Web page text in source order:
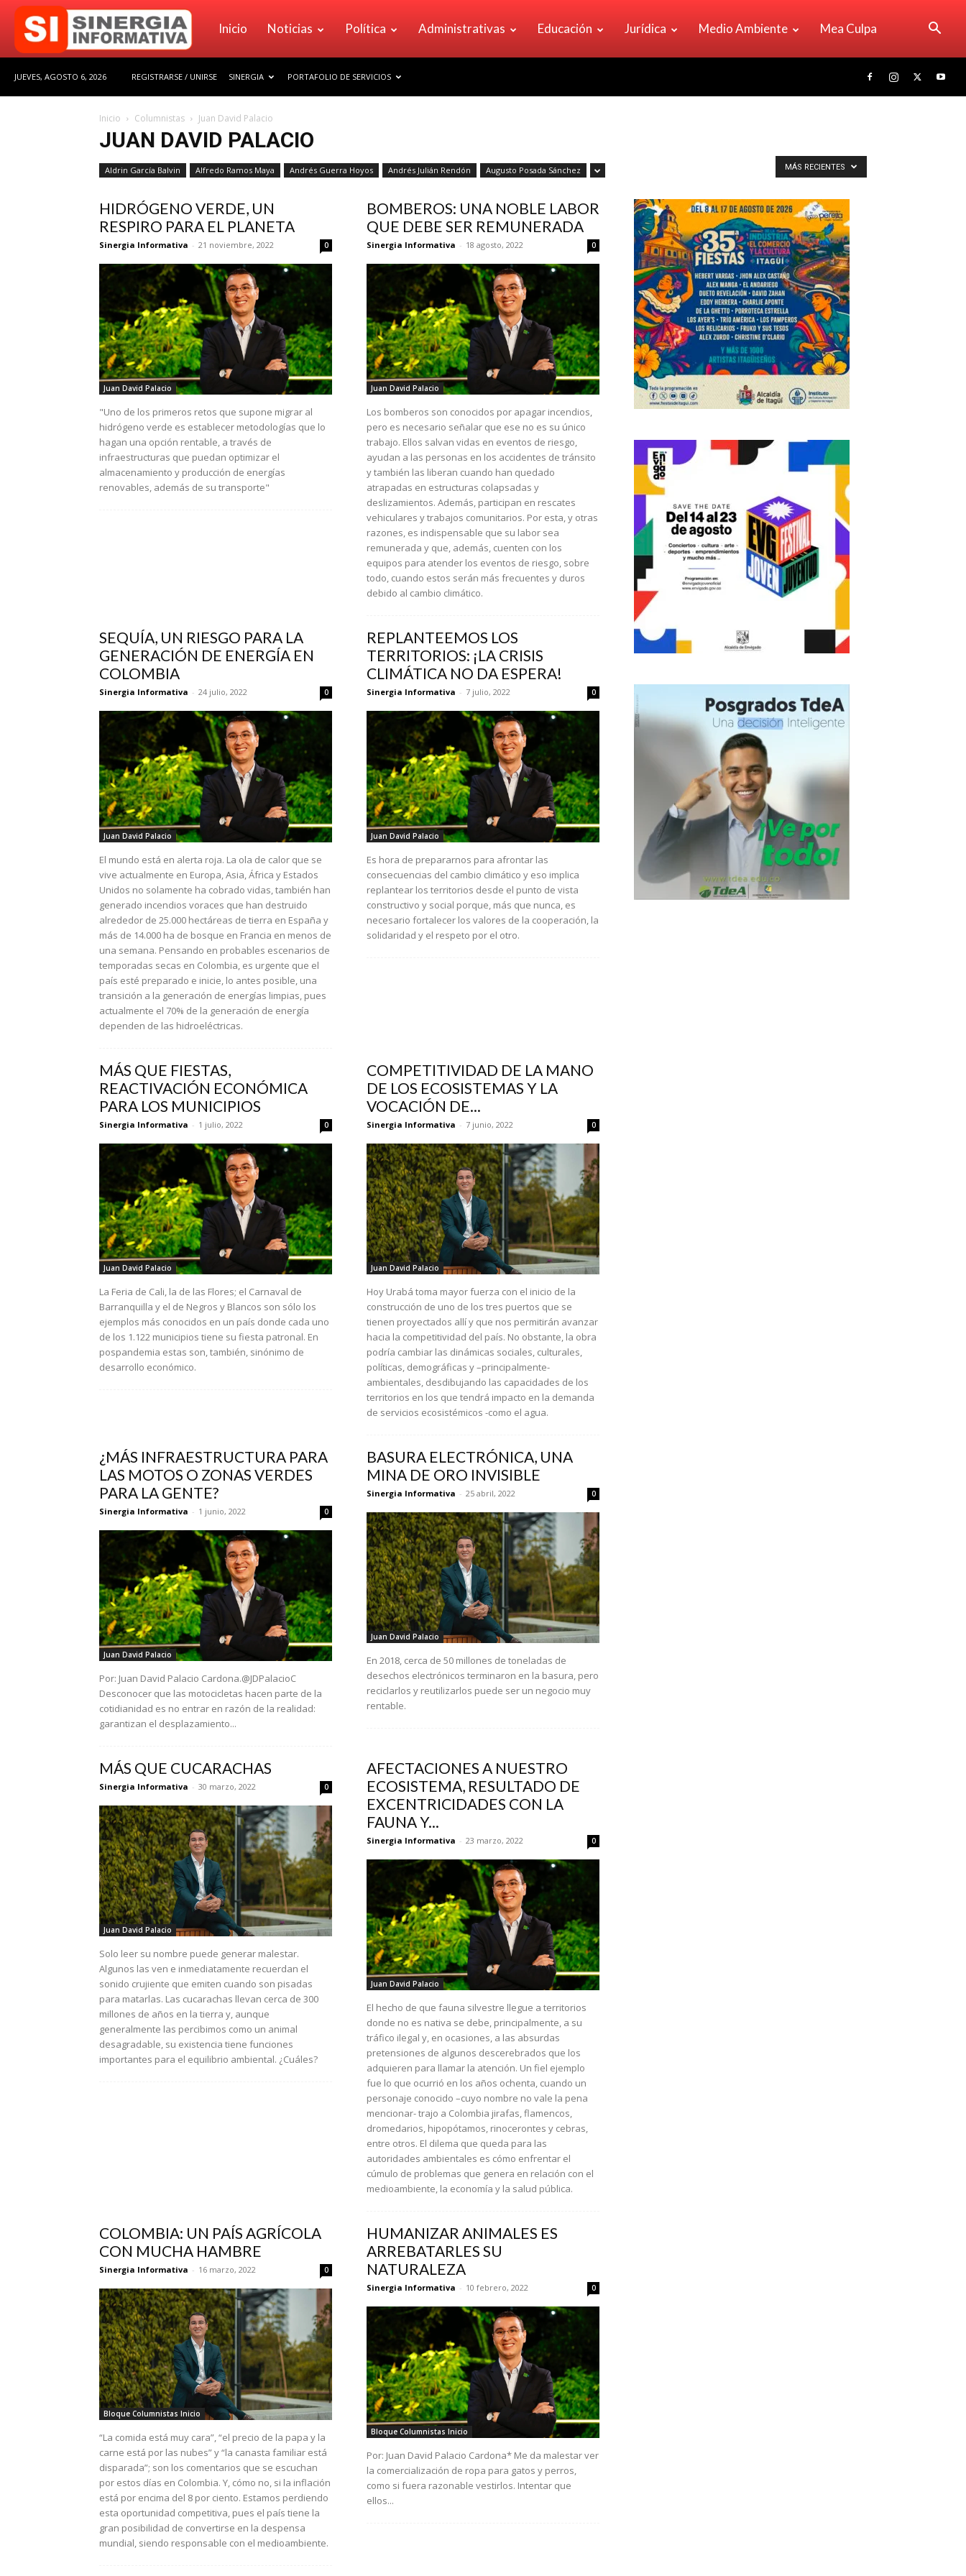
Sinergia
Inicio Noticias Política Administrativas Educación Jurídica Medio Ambiente Mea Culpa
JUEVES, AGOSTO 6, 2026 REGISTRARSE / UNIRSE SINERGIA PORTAFOLIO DE SERVICIOS
Inicio Columnistas Juan David Palacio
JUAN DAVID PALACIO
Aldrin García Balvin Alfredo Ramos Maya Andrés Guerra Hoyos Andrés Julián Rendón Augusto Posada Sánchez MÁS RECIENTES
HIDRÓGENO VERDE, UN
RESPIRO PARA EL PLANETA
Sinergia Informativa - 21 noviembre, 2022 0
Juan David Palacio
"Uno de los primeros retos que supone migrar al
hidrógeno verde es establecer metodologías que lo
hagan una opción rentable, a través de
infraestructuras que puedan optimizar el
almacenamiento y producción de energías
renovables, además de su transporte"
BOMBEROS: UNA NOBLE LABOR
QUE DEBE SER REMUNERADA
Sinergia Informativa - 18 agosto, 2022 0
Juan David Palacio
Los bomberos son conocidos por apagar incendios,
pero es necesario señalar que ese no es su único
trabajo. Ellos salvan vidas en eventos de riesgo,
ayudan a las personas en los accidentes de tránsito
y también las liberan cuando han quedado
atrapadas en estructuras colapsadas y
deslizamientos. Además, participan en rescates
vehiculares y trabajos comunitarios. Por esta, y otras
razones, es indispensable que su labor sea
remunerada y que, además, cuenten con los
equipos para atender los eventos de riesgo, sobre
todo, cuando estos serán más frecuentes y duros
debido al cambio climático.
SEQUÍA, UN RIESGO PARA LA
GENERACIÓN DE ENERGÍA EN
COLOMBIA
Sinergia Informativa - 24 julio, 2022 0
Juan David Palacio
El mundo está en alerta roja. La ola de calor que se
vive actualmente en Europa, Asia, África y Estados
Unidos no solamente ha cobrado vidas, también han
generado incendios voraces que han destruido
alrededor de 25.000 hectáreas de tierra en España y
más de 14.000 ha de bosque en Francia en menos de
una semana. Pensando en probables escenarios de
temporadas secas en Colombia, es urgente que el
país esté preparado e inicie, lo antes posible, una
transición a la generación de energías limpias, pues
actualmente el 70% de la generación de energía
dependen de las hidroeléctricas.
REPLANTEEMOS LOS
TERRITORIOS: ¡LA CRISIS
CLIMÁTICA NO DA ESPERA!
Sinergia Informativa - 7 julio, 2022 0
Juan David Palacio
Es hora de prepararnos para afrontar las
consecuencias del cambio climático y eso implica
replantear los territorios desde el punto de vista
constructivo y social porque, más que nunca, es
necesario fortalecer los valores de la cooperación, la
solidaridad y el respeto por el otro.
MÁS QUE FIESTAS,
REACTIVACIÓN ECONÓMICA
PARA LOS MUNICIPIOS
Sinergia Informativa - 1 julio, 2022 0
Juan David Palacio
La Feria de Cali, la de las Flores; el Carnaval de
Barranquilla y el de Negros y Blancos son sólo los
ejemplos más conocidos en un país donde cada uno
de los 1.122 municipios tiene su fiesta patronal. En
pospandemia estas son, también, sinónimo de
desarrollo económico.
COMPETITIVIDAD DE LA MANO
DE LOS ECOSISTEMAS Y LA
VOCACIÓN DE...
Sinergia Informativa - 7 junio, 2022 0
Juan David Palacio
Hoy Urabá toma mayor fuerza con el inicio de la
construcción de uno de los tres puertos que se
tienen proyectados allí y que nos permitirán avanzar
hacia la competitividad del país. No obstante, la obra
podría cambiar las dinámicas sociales, culturales,
políticas, demográficas y –principalmente-
ambientales, desdibujando las capacidades de los
territorios en los que tendrá impacto en la demanda
de servicios ecosistémicos -como el agua.
¿MÁS INFRAESTRUCTURA PARA
LAS MOTOS O ZONAS VERDES
PARA LA GENTE?
Sinergia Informativa - 1 junio, 2022 0
Juan David Palacio
Por: Juan David Palacio Cardona.@JDPalacioC
Desconocer que las motocicletas hacen parte de la
cotidianidad es no entrar en razón de la realidad:
garantizan el desplazamiento...
BASURA ELECTRÓNICA, UNA
MINA DE ORO INVISIBLE
Sinergia Informativa - 25 abril, 2022 0
Juan David Palacio
En 2018, cerca de 50 millones de toneladas de
desechos electrónicos terminaron en la basura, pero
reciclarlos y reutilizarlos puede ser un negocio muy
rentable.
MÁS QUE CUCARACHAS
Sinergia Informativa - 30 marzo, 2022 0
Juan David Palacio
Solo leer su nombre puede generar malestar.
Algunos las ven e inmediatamente recuerdan el
sonido crujiente que emiten cuando son pisadas
para matarlas. Las cucarachas llevan cerca de 300
millones de años en la tierra y, aunque
generalmente las percibimos como un animal
desagradable, su existencia tiene funciones
importantes para el equilibrio ambiental. ¿Cuáles?
AFECTACIONES A NUESTRO
ECOSISTEMA, RESULTADO DE
EXCENTRICIDADES CON LA
FAUNA Y...
Sinergia Informativa - 23 marzo, 2022 0
Juan David Palacio
El hecho de que fauna silvestre llegue a territorios
donde no es nativa se debe, principalmente, a su
tráfico ilegal y, en ocasiones, a las absurdas
pretensiones de algunos descerebrados que los
adquieren para llamar la atención. Un fiel ejemplo
fue lo que ocurrió en los años ochenta, cuando un
personaje conocido –cuyo nombre no vale la pena
mencionar- trajo a Colombia jirafas, flamencos,
dromedarios, hipopótamos, rinocerontes y cebras,
entre otros. El dilema que queda para las
autoridades ambientales es cómo enfrentar el
cúmulo de problemas que genera en relación con el
medioambiente, la economía y la salud pública.
COLOMBIA: UN PAÍS AGRÍCOLA
CON MUCHA HAMBRE
Sinergia Informativa - 16 marzo, 2022 0
Bloque Columnistas Inicio
“La comida está muy cara”, “el precio de la papa y la
carne está por las nubes” y “la canasta familiar está
disparada”; son los comentarios que se escuchan
por estos días en Colombia. Y, cómo no, si la inflación
está por encima del 8 por ciento. Estamos perdiendo
esta oportunidad competitiva, pues el país tiene la
gran posibilidad de convertirse en la despensa
mundial, siendo responsable con el medioambiente.
HUMANIZAR ANIMALES ES
ARREBATARLES SU
NATURALEZA
Sinergia Informativa - 10 febrero, 2022 0
Bloque Columnistas Inicio
Por: Juan David Palacio Cardona* Me da malestar ver
la comercialización de ropa para gatos y perros,
como si fuera razonable vestirlos. Intentar que
ellos...